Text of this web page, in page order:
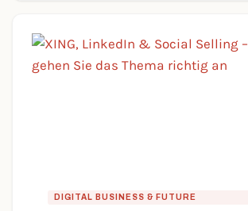
DIGITAL BUSINESS & FUTURE